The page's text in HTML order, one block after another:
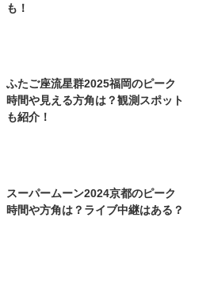
も！
ふたご座流星群2025福岡のピーク
時間や見える方角は？観測スポット
も紹介！
スーパームーン2024京都のピーク
時間や方角は？ライブ中継はある？